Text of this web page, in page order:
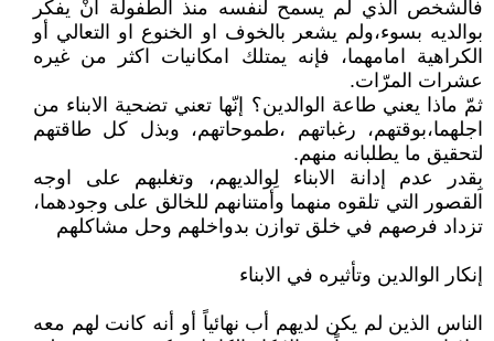
فألشخص الذي لم يسمح لنفسه منذ الطفولة أنْ يفكر
بوالديه بسوء،ولم يشعر بالخوف او الخنوع او التعالي أو
الكراهية امامهما، فإنه يمتلك امكانيات اكثر من غيره
عشرات المرّات.
ثمّ ماذا يعني طاعة الوالدين؟ إنّها تعني تضحية الابناء من
اجلهما،بوقتهم، رغباتهم ،طموحاتهم، وبذل كل طاقتهم
لتحقيق ما يطلبانه منهم.
بِقدر عدم إدانة الابناء لِوالديهم، وتغلبهم على اوجه
القصور التي تلقوه منهما وأمتنانهم للخالق على وجودهما،
تزداد فرصهم في خلق توازن بدواخلهم وحل مشاكلهم
إنكار الوالدين وتأثيره في الابناء
الناس الذين لم يكن لديهم أب نهائياً أو أنه كانت لهم معه